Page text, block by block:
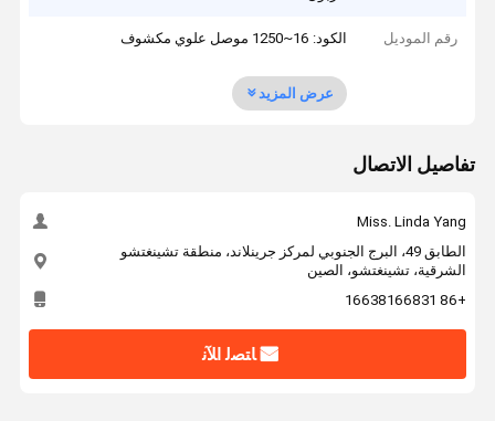
رقم الموديل الكود: 16~1250 موصل علوي مكشوف
عرض المزيد
تفاصيل الاتصال
Miss. Linda Yang
الطابق 49، البرج الجنوبي لمركز جرينلاند، منطقة تشينغتشو
الشرقية، تشينغتشو، الصين
+86 16638166831
ﺎﺘﺼﻟ ﺍﻶﻧ